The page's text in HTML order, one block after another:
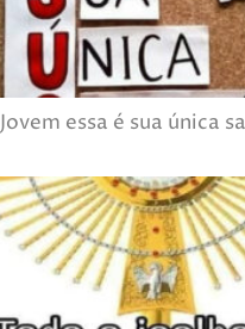
Jovem essa é sua única